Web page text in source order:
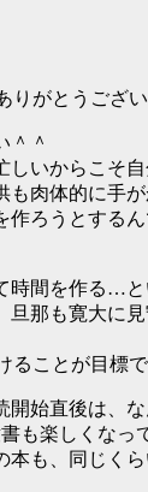
りがとうござい
＾＾
しいからこそ
肉体的に手
ろうとするん
時間を作る…と
那も寛大に見
ことが目標で
開始直後は、
も楽しくなっ
も、同じく